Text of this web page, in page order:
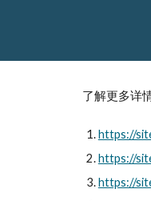
了解更多详
https://
https://
https://